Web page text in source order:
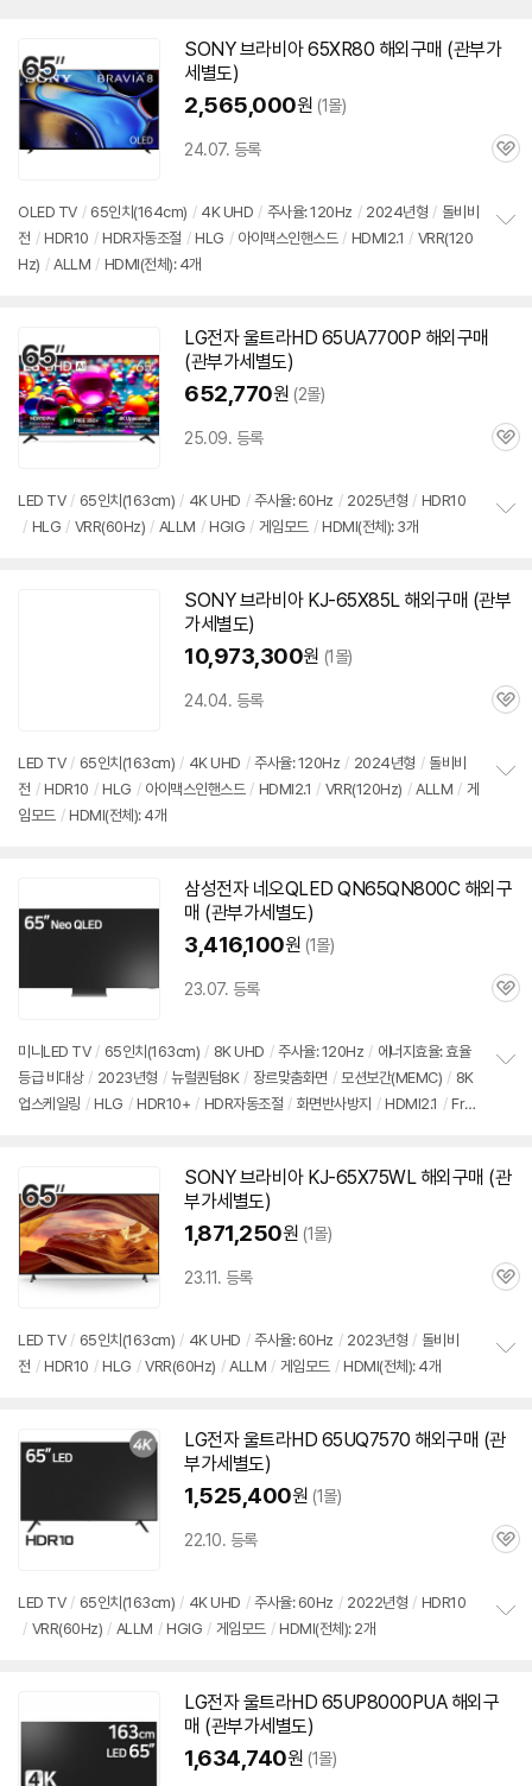
SONY 브라비아 65XR80 해외 구매 (관부가
세별도)
2,565,000원 (1몰)
24.07. 등록
관
OLED TV / 65인치 (164cm) / 4K UHD / 주사율: 120Hz / 2024년형 / 돌비비
전 / HDR10 / HDR자동조절 / HLG / 아이맥스인핸스드 / HDMI2.1 / VRR(120
Hz) / ALLM / HDMI(전체): 4개
LG전자 울트라HD 65UA7700P 해외 구매
(관부가세별도)
652,770원 (2몰)
25.09. 등록
관
LED TV / 65인치 (163cm) / 4K UHD / 주사율: 60Hz / 2025년형 / HDR10
/ HLG / VRR(60Hz) / ALLM / HGIG / 게임모드 / HDMI(전체): 3개
치
SONY 브라비아 KJ-65X85L 해외 구매 (관부
가세별도)
10,973,300원 (1몰)
24.04. 등록
관
LED TV / 65인치 (163cm) / 4K UHD / 주사율: 120Hz / 2024년형 / 돌비비
전 / HDR10 / HLG / 아이맥스인핸스드 / HDMI2.1 / VRR(120Hz) / ALLM / 게
임모드 / HDMI(전체): 4개
기
삼성전자 네오QLED QN65QN800C 해외 구
매 (관부가세별도)
3,416,100원 (1몰)
23.07. 등록
관
미니LED TV / 65인치 (163cm) / 8K UHD / 주사율: 120Hz / 에너지효율: 효율
등급 비대상 / 2023년형 / 뉴럴퀀텀8K / 장르맞춤화면 / 모션보간(MEMC) / 8K
업스케일링 / HLG / HDR10+ / HDR자동조절 / 화면반사방지 / HDMI2.1 / Fre
기
SONY 브라비아 KJ-65X75WL 해외 구매 (관
부가세별도)
1,871,250원 (1몰)
23.11. 등록
관
LED TV / 65인치 (163cm) / 4K UHD / 주사율: 60Hz / 2023년형 / 돌비비
전 / HDR10 / HLG / VRR(60Hz) / ALLM / 게임모드 / HDMI(전체): 4개
치
LG전자 울트라HD 65UQ7570 해외 구매 (관
부가세별도)
1,525,400원 (1몰)
22.10. 등록
관
LED TV / 65인치 (163cm) / 4K UHD / 주사율: 60Hz / 2022년형 / HDR10
/ VRR(60Hz) / ALLM / HGIG / 게임모드 / HDMI(전체): 2개
LG전자 울트라HD 65UP8000PUA 해외 구
매 (관부가세별도)
1,634,740원 (1몰)